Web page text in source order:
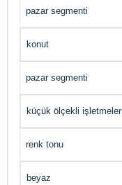
pazar segmenti
konut
pazar segmenti
küçük ölçekli işletmeler
renk tonu
beyaz